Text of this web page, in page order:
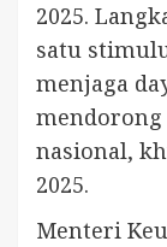
2025.
satu
menjaga
nasional,
2025.
Menteri